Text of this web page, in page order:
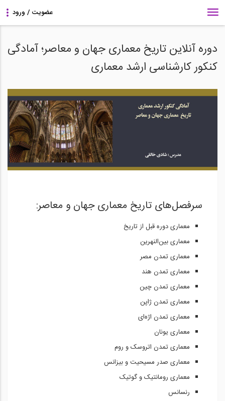
دوره آنلاین تاریخ معماری جهان و معاصر؛ آمادگی
کنکور کارشناسی ارشد معماری
سرفصل‌های تاریخ معماری جهان و معاصر:
معماری دوره قبل از تاریخ
معماری بین‌النهرین
معماری تمدن مصر
معماری تمدن هند
معماری تمدن چین
معماری تمدن ژاپن
معماری تمدن اژه‌ای
معماری یونان
معماری تمدن اتروسک و روم
معماری صدر مسیحیت و بیزانس
معماری رومانتیک و گوتیک
رنسانس